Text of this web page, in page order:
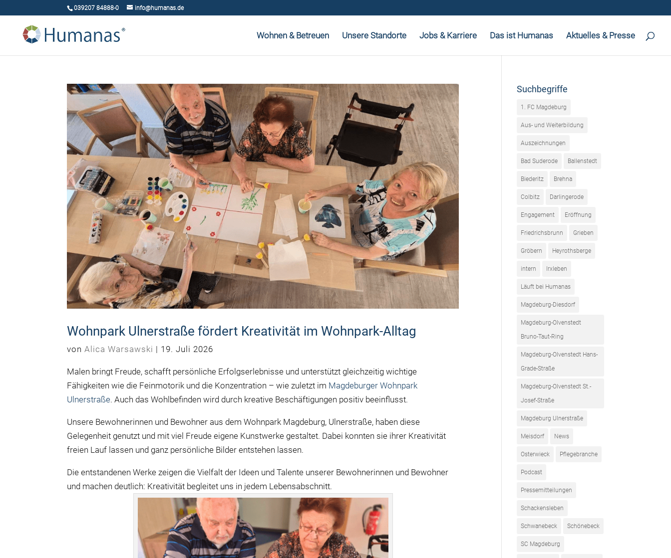
039207 84888-0 info@humanas.de
Wohnen & Betreuen Unsere Standorte Jobs & Karriere Das ist Humanas Aktuelles & Presse
Wohnpark Ulnerstraße fördert Kreativität im Wohnpark-Alltag
vonAlica Warsawski | 19. Juli 2026
Malen bringt Freude, schafft persönliche Erfolgserlebnisse und unterstützt gleichzeitig wichtige
Fähigkeiten wie die Feinmotorik und die Konzentration – wie zuletzt im Magdeburger Wohnpark
Ulnerstraße. Auch das Wohlbefinden wird durch kreative Beschäftigungen positiv beeinflusst.
Unsere Bewohnerinnen und Bewohner aus dem Wohnpark Magdeburg, Ulnerstraße, haben diese
Gelegenheit genutzt und mit viel Freude eigene Kunstwerke gestaltet. Dabei konnten sie ihrer Kreativität
freien Lauf lassen und ganz persönliche Bilder entstehen lassen.
Die entstandenen Werke zeigen die Vielfalt der Ideen und Talente unserer Bewohnerinnen und Bewohner
und machen deutlich: Kreativität begleitet uns in jedem Lebensabschnitt.
Suchbegriffe
1. FC Magdeburg
Aus- und Weiterbildung
Auszeichnungen
Bad Suderode Ballenstedt
Biederitz Brehna
Colbitz Darlingerode
Engagement Eröffnung
Friedrichsbrunn Grieben
Gröbern Heyrothsberge
intern Irxleben
Läuft bei Humanas
Magdeburg-Diesdorf
Magdeburg-Olvenstedt
Bruno-Taut-Ring
Magdeburg-Olvenstedt Hans-
Grade-Straße
Magdeburg-Olvenstedt St.-
Josef-Straße
Magdeburg Ulnerstraße
Meisdorf News
Osterwieck Pflegebranche
Podcast
Pressemitteilungen
Schackensleben
Schwanebeck Schönebeck
SC Magdeburg